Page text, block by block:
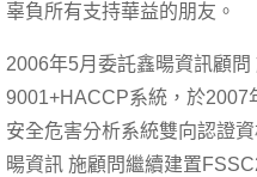
辜負所有支持華益的朋友。
2006年5月委託鑫暘資訊顧
9001+HACCP系統，於2007
安全危害分析系統雙向認證
暘資訊 施顧問繼續建置